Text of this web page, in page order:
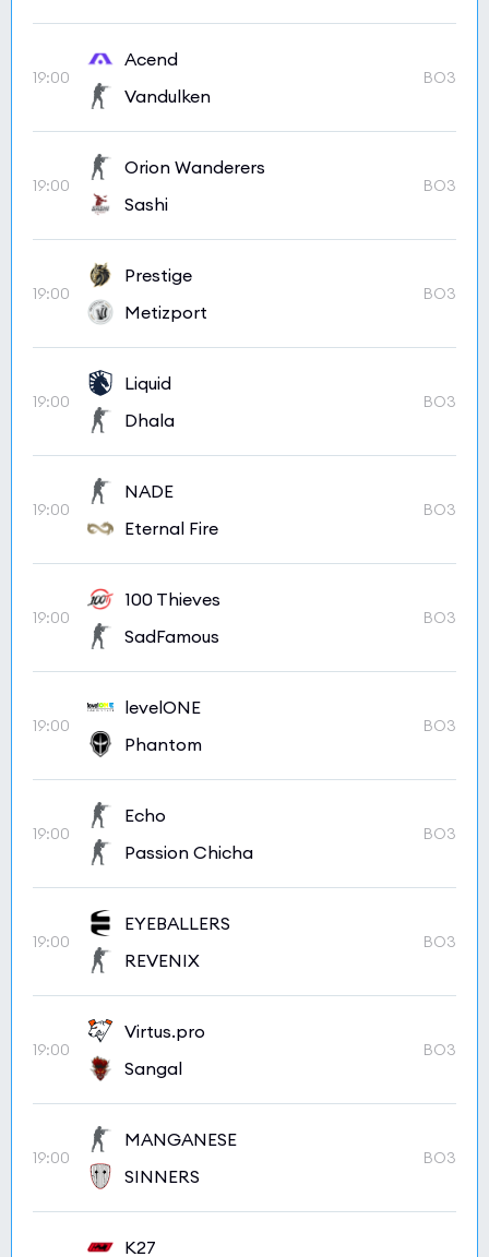
19:00
Acend
Vandulken
BO3
19:00
Orion Wanderers
Sashi
BO3
19:00
Prestige
Metizport
BO3
19:00
Liquid
Dhala
BO3
19:00
NADE
Eternal Fire
BO3
19:00
100 Thieves
SadFamous
BO3
19:00
levelONE
Phantom
BO3
19:00
Echo
Passion Chicha
BO3
19:00
EYEBALLERS
REVENIX
BO3
19:00
Virtus.pro
Sangal
BO3
19:00
MANGANESE
SINNERS
BO3
K27